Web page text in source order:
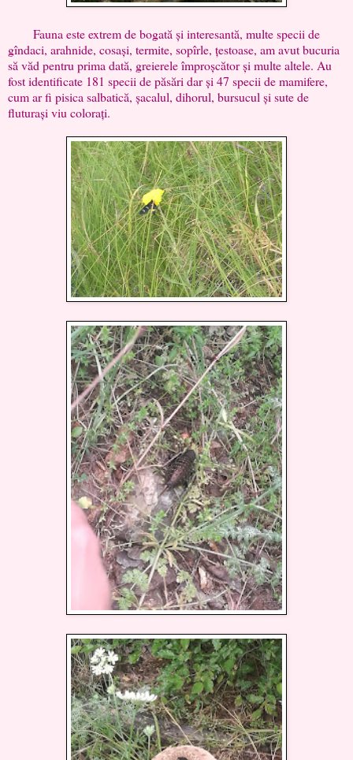
Fauna este extrem de bogată și interesantă, multe specii de
gîndaci, arahnide, cosași, termite, sopîrle, țestoase, am avut bucuria
să văd pentru prima dată, greierele împroșcător și multe altele. Au
fost identificate 181 specii de păsări dar și 47 specii de mamifere,
cum ar fi pisica salbatică, șacalul, dihorul, bursucul și sute de
fluturași viu colorați.